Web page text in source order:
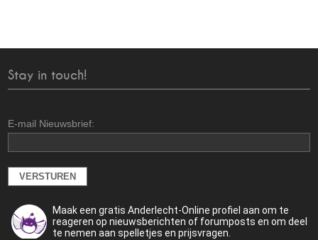
Stay in touch!
E-mail Nieuwsbrief:
Maak een gratis Anderlecht-Online profiel aan om te
reageren op nieuwsberichten of forumposts en om deel
te nemen aan spelletjes en prijsvragen.